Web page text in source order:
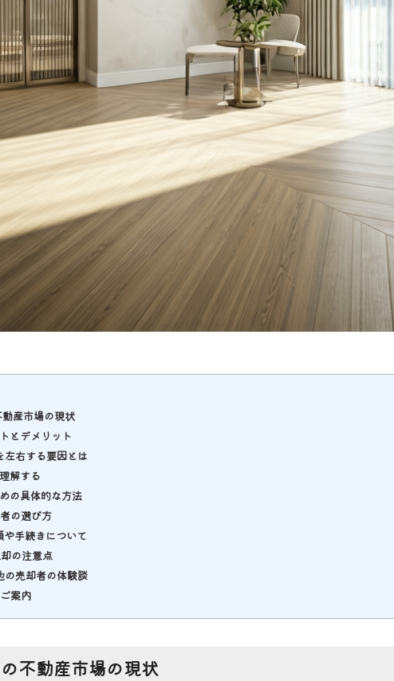
産市場の現状
とデメリット
左右する要因とは
解する
の具体的な方法
の選び方
や手続きについて
の注意点
の売却者の体験談
案内
不動産市場の現状